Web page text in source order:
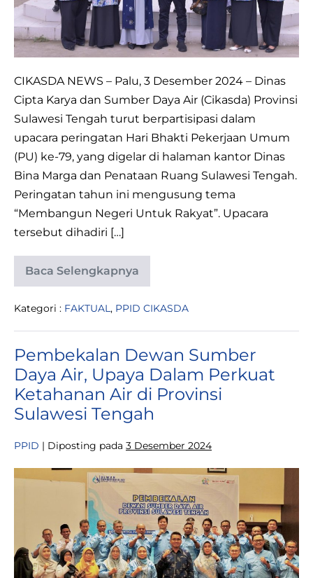
PU
ke-
79
CIKASDA NEWS – Palu, 3 Desember 2024 – Dinas
Cipta Karya dan Sumber Daya Air (Cikasda) Provinsi
Sulawesi Tengah turut berpartisipasi dalam
upacara peringatan Hari Bhakti Pekerjaan Umum
(PU) ke-79, yang digelar di halaman kantor Dinas
Bina Marga dan Penataan Ruang Sulawesi Tengah.
Peringatan tahun ini mengusung tema
“Membangun Negeri Untuk Rakyat”. Upacara
tersebut dihadiri […]
Baca Selengkapnya
CIKASDA
Ikut
Hadiri
Hari
PU
ke-
79
Kategori : FAKTUAL, PPID CIKASDA
Pembekalan Dewan Sumber
Daya Air, Upaya Dalam Perkuat
Ketahanan Air di Provinsi
Sulawesi Tengah
PPID | Diposting pada 3 Desember 2024
Pembekalan
Air,
Upaya